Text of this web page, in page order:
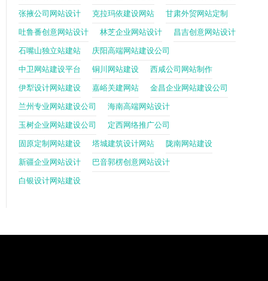
张掖公司网站设计 克拉玛依建设网站 甘肃外贸网站定制
吐鲁番创意网站设计 林芝企业网站设计 昌吉创意网站设计
石嘴山独立站建站 庆阳高端网站建设公司
中卫网站建设平台 铜川网站建设 西咸公司网站制作
伊犁设计网站建设 嘉峪关建网站 金昌企业网站建设公司
兰州专业网站建设公司 海南高端网站设计
玉树企业网站建设公司 定西网络推广公司
固原定制网站建设 塔城建筑设计网站 陇南网站建设
新疆企业网站设计 巴音郭楞创意网站设计
白银设计网站建设